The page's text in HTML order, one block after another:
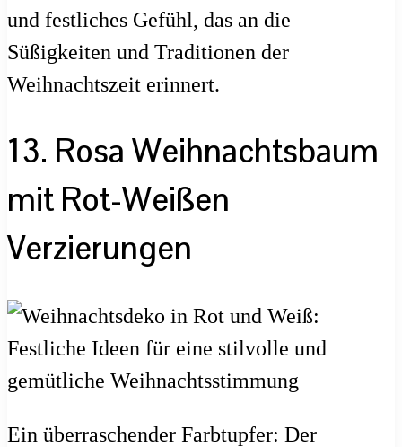
und festliches Gefühl, das an die
Süßigkeiten und Traditionen der
Weihnachtszeit erinnert.
13. Rosa Weihnachtsbaum
mit Rot-Weißen
Verzierungen
Ein überraschender Farbtupfer: Der